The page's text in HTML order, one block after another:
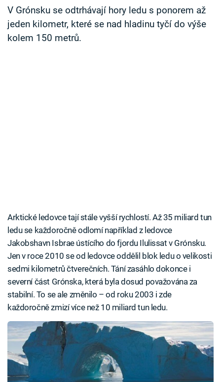
Sledujte nás
V Grónsku se odtrhávají hory ledu s ponorem až
jeden kilometr, které se nad hladinu tyčí do výše
kolem 150 metrů.
Arktické ledovce tají stále vyšší rychlostí. Až 35 miliard tun
ledu se každoročně odlomí například z ledovce
Jakobshavn Isbrae ústícího do fjordu Ilulissat v Grónsku.
Jen v roce 2010 se od ledovce oddělil blok ledu o velikosti
sedmi kilometrů čtverečních. Tání zasáhlo dokonce i
severní část Grónska, která byla dosud považována za
stabilní. To se ale změnilo – od roku 2003 i zde
každoročně zmizí více než 10 miliard tun ledu.